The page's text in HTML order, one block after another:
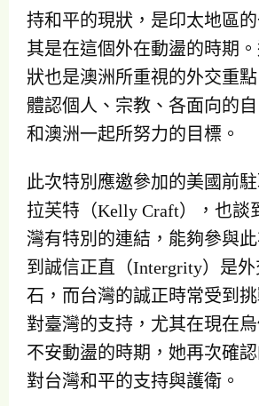
持和平的現狀，是印太地區
其是在這個外在動盪的時期
狀也是澳洲所重視的外交重點
體認個人、宗教、各面向的
和澳洲一起所努力的目標。
此次特別應邀參加的美國前
拉芙特（Kelly Craft），也談
灣有特別的連結，能夠參與
到誠信正直（Intergrity）是
石，而台灣的誠正時常受到
對臺灣的支持，尤其在現在
不安動盪的時期，她再次確
對台灣和平的支持與護衛。